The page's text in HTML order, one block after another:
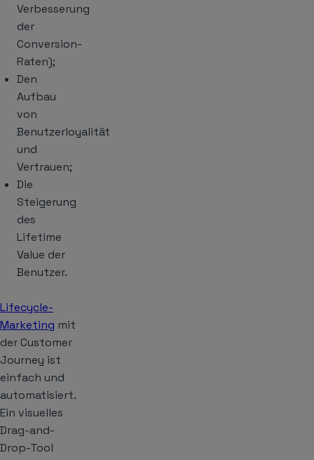
Verbesserung
der
Conversion-
Raten);
Den
Aufbau
von
Benutzerloyalität
und
Vertrauen;
Die
Steigerung
des
Lifetime
Value der
Benutzer.
Lifecycle-
Marketing mit
der Customer
Journey ist
einfach und
automatisiert.
Ein visuelles
Drag-and-
Drop-Tool